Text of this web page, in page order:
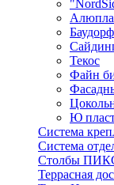
Баудорф
Текос
Файн
Ю
Система
Система
Столбы
Террасная